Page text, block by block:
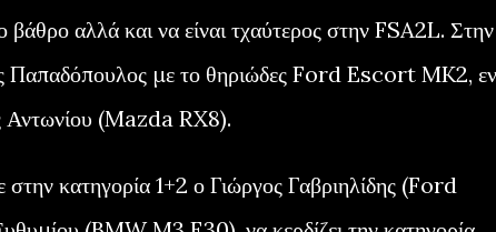
αλλά και να είναι τχαύτερος στην FSA2L. Στην
Παπαδόπουλος με το θηριώδες Ford Escort MK2,
Αντωνίου (Mazda RX8).
στην κατηγορία 1+2 ο Γιώργος Γαβριηλίδης (Ford